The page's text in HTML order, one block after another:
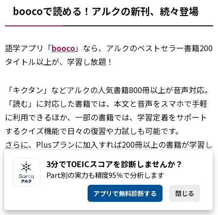
boocoで読める！アルクの新刊、続々登場
語学アプリ「booco」なら、アルクのベストセラー書籍200
タイトル以上が、学習し放題！
「キクタン」などアルクの人気書籍800冊以上が音声対応。
「読む」に対応した書籍では、本文と音声をスマホで手軽
に利用できるほか、一部の書籍では、学習定着をサポート
するクイズ機能で日々の復習や力試しも可能です。
さらに、Plusプランに加入すれば200冊以上の書籍が学習し
boocoの「読む」
では、次のような使い方ができま
3分でTOEICスコアを診断しませんか？
Part別の実力も精度95％で分析します
アプリで無料診断する 閉じる